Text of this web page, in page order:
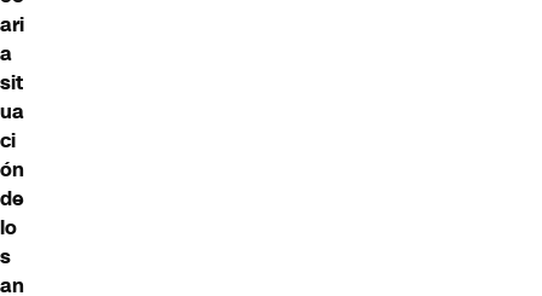
ari
a
sit
ua
ci
ón
de
lo
s
an